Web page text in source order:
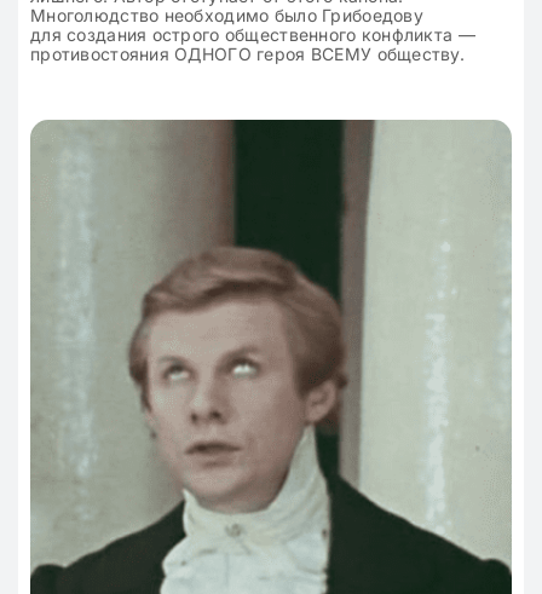
Многолюдство необходимо было Грибоедову
для создания острого общественного конфликта —
противостояния ОДНОГО героя ВСЕМУ обществу.